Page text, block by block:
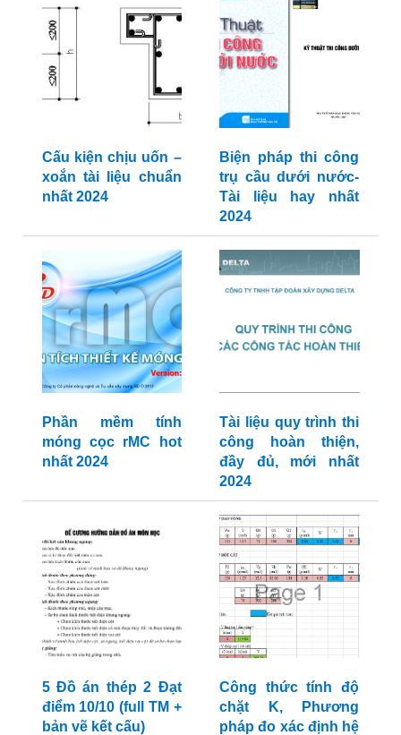
Cấu kiện chịu uốn –
xoắn tài liệu chuẩn
nhất 2024
Biện pháp thi công
trụ cầu dưới nước-
Tài liệu hay nhất
2024
Phần mềm tính
móng cọc rMC hot
nhất 2024
Tài liệu quy trình thi
công hoàn thiện,
đầy đủ, mới nhất
2024
5 Đồ án thép 2 Đạt
điểm 10/10 (full TM +
bản vẽ kết cấu)
Công thức tính độ
chặt K, Phương
pháp đo xác định hệ